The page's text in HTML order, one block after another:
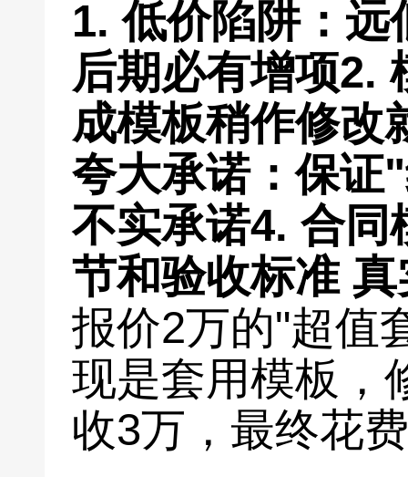
1.低价陷阱：远
后期必有增项2.
成模板稍作修改
夸大承诺：保证
不实承诺4. 合同
节和验收标准 真
报价2万的"超值
现是套用模板，
收3万，最终花